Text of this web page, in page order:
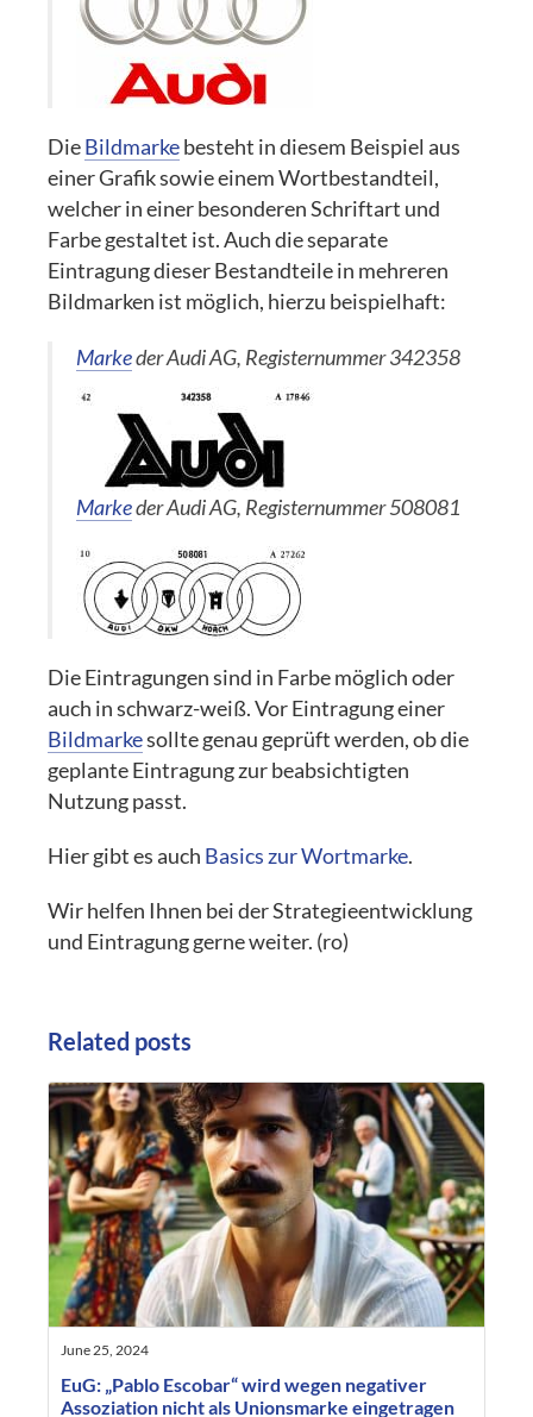
DieBildmarkebesteht in diesem Beispiel aus
einer Grafik sowie einem Wortbestandteil,
welcher in einer besonderen Schriftart und
Farbe gestaltet ist. Auch die separate
Eintragung dieser Bestandteile in mehreren
Bildmarken ist möglich, hierzu beispielhaft:
Markeder Audi AG, Registernummer 342358
Markeder Audi AG, Registernummer 508081
Die Eintragungen sind in Farbe möglich oder
auch in schwarz-weiß. Vor Eintragung einer
Bildmarkesollte genau geprüft werden, ob die
geplante Eintragung zur beabsichtigten
Nutzung passt.
Hier gibt es auch Basics zur Wortmarke.
Wir helfen Ihnen bei der Strategieentwicklung
und Eintragung gerne weiter. (ro)
Related posts
June 25, 2024
EuG: „Pablo Escobar“ wird wegen negativer
Assoziation nicht als Unionsmarke eingetragen